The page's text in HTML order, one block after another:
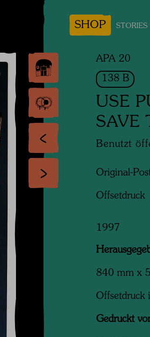
SHOP STORIES
APA 20
138 B
USE
SAVE
Benutzt
Original-
Offsetdruck
1997
840 mm x
Offsetdruck
Gedruckt